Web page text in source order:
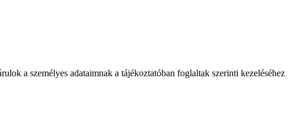
a személyes adataimnak a tájékoztatóban foglaltak szerinti kezeléséhez